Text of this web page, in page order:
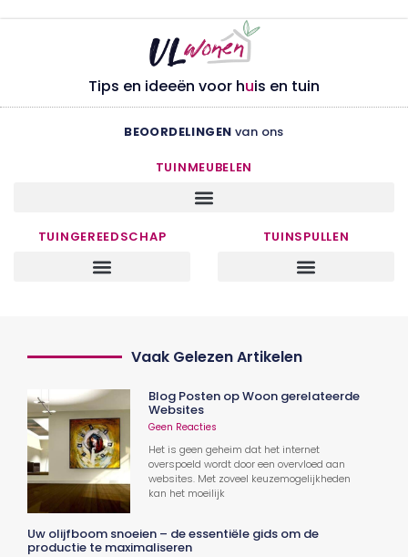
Tips en ideeën voor huis en tuin
BEOORDELINGEN van ons
TUINMEUBELEN
TUINGEREEDSCHAP TUINSPULLEN
Vaak Gelezen Artikelen
Blog Posten op Woon gerelateerde
Websites
Geen Reacties
Het is geen geheim dat het internet
overspoeld wordt door een overvloed aan
websites. Met zoveel keuzemogelijkheden
kan het moeilijk
Uw olijfboom snoeien – de essentiële gids om de
productie te maximaliseren